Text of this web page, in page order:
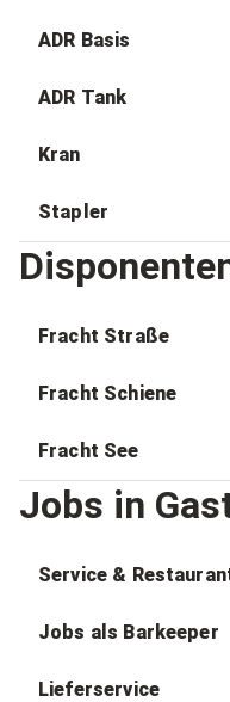
ADR Basis
ADR Tank
Kran
Stapler
Fracht Straße
Fracht Schiene
Fracht See
Jobs in
Service &
Jobs als Barkeeper
Lieferservice